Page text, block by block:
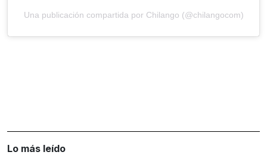
Una publicación compartida por Chilango (@chilangocom)
Lo más leído